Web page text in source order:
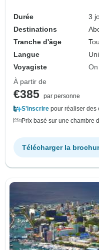
Durée
3
Destinations
Tranche d'âge
Langue
Voyagiste
À partir de
€385 par personne
S'inscrire pour réaliser des
Prix basé sur une chambre
Télécharger la